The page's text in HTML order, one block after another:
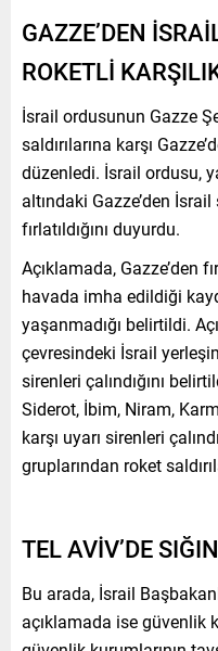
GAZZE’DEN
ROKETLİ
İsrail ordusunun Gazze
saldırılarına karşı
düzenledi. İsrail ordusu,
altındaki Gazze’den
fırlatıldığını duyurdu.
Açıklamada, Gazze’den
havada imha edildiği
yaşanmadığı belirtildi.
çevresindeki İsrail
sirenleri çalındığını
Siderot, İbim, Niram,
karşı uyarı sirenleri
gruplarından roket
TEL AVİV’DE
Bu arada, İsrail
açıklamada ise güvenlik